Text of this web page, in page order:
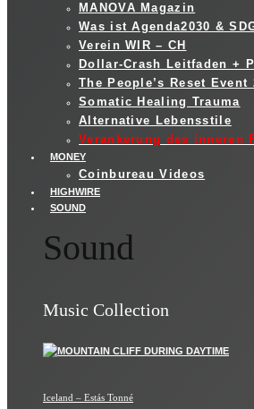
MANOVA Magazin
Was ist Agenda2030 &
Verein WIR – CH
Dollar-Crash Leitfaden +
The People’s Reset Event
Somatic Healing Trauma
Alternative Lebensstile
Verankerung des inneren
MONEY
Coinbureau Videos
HIGHWIRE
SOUND
Sound
Music Collection
Iceland – Estás Tonné